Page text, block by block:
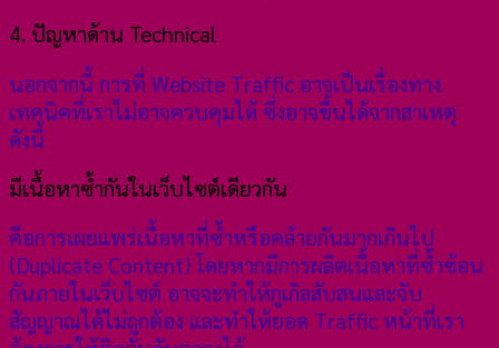
4. ปัญหาด้าน Technical
นอกจากนี้ การที่ Website Traffic อาจเป็นเรื่องทาง
เทคนิคที่เราไม่อาจควบคุมได้ ซึ่งอาจขึ้นได้จากสาเหตุ
ดังนี้
มีเนื้อหาซ้ำกันในเว็บไซต์เดียวกัน
คือการเผยแพร่เนื้อหาที่ซ้ำหรือคล้ายกันมากเกินไป
(Duplicate Content) โดยหากมีการผลิตเนื้อหาที่ซ้ำซ้อน
กันภายในเว็บไซต์ อาจจะทำให้กูเกิลสับสนและจับ
สัญญาณได้ไม่ถูกต้อง และทำให้ยอด Traffic หน้าที่เรา